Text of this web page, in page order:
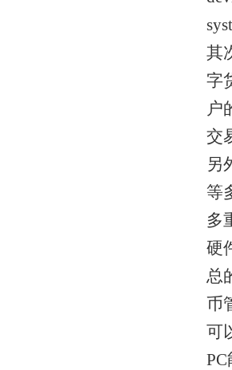
其
字
户
交
另
等
多
硬
总
币
可